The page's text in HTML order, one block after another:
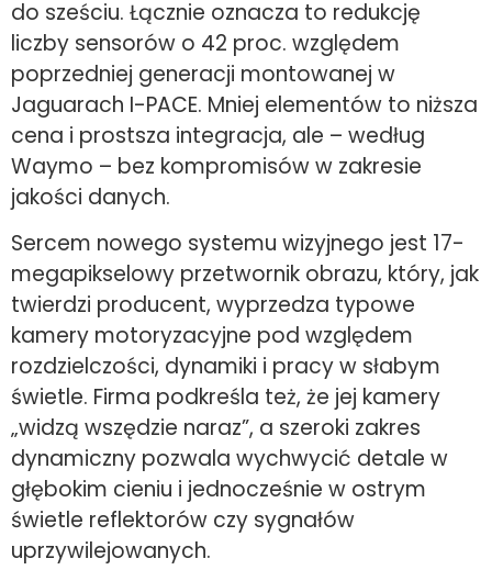
do sześciu. Łącznie oznacza to redukcję
liczby sensorów o 42 proc. względem
poprzedniej generacji montowanej w
Jaguarach I-PACE. Mniej elementów to niższa
cena i prostsza integracja, ale – według
Waymo – bez kompromisów w zakresie
jakości danych.
Sercem nowego systemu wizyjnego jest 17-
megapikselowy przetwornik obrazu, który, jak
twierdzi producent, wyprzedza typowe
kamery motoryzacyjne pod względem
rozdzielczości, dynamiki i pracy w słabym
świetle. Firma podkreśla też, że jej kamery
„widzą wszędzie naraz”, a szeroki zakres
dynamiczny pozwala wychwycić detale w
głębokim cieniu i jednocześnie w ostrym
świetle reflektorów czy sygnałów
uprzywilejowanych.